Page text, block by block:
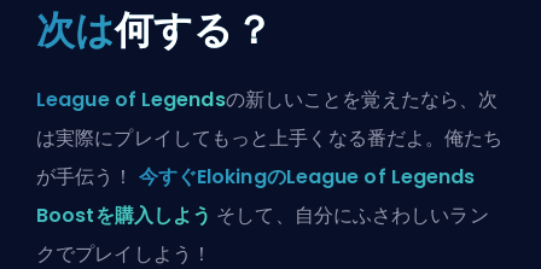
次は何する？
League of Legendsの新しいことを覚えたなら、次
は実際にプレイしてもっと上手くなる番だよ。俺たち
が手伝う！ 今すぐElokingのLeague of Legends
Boostを購入しよう そして、自分にふさわしいラン
クでプレイしよう！